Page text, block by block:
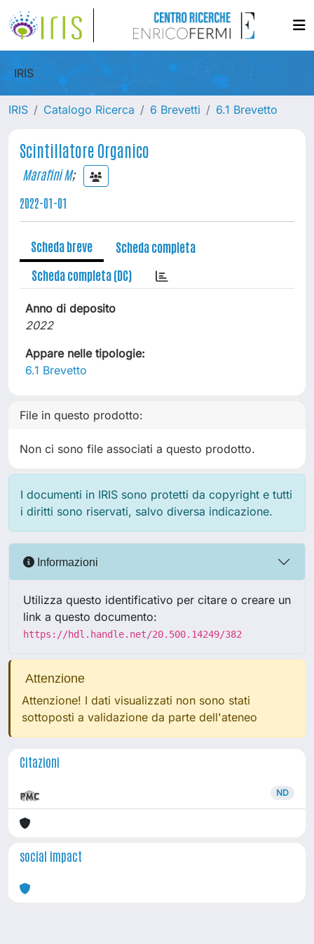
IRIS
IRIS Catalogo Ricerca 6 Brevetti 6.1 Brevetto
Scintillatore Organico
Marafini M;
2022-01-01
Scheda breve
Scheda completa
Scheda completa (DC)
Anno di deposito
2022
Appare nelle tipologie:
6.1 Brevetto
File in questo prodotto:
Non ci sono file associati a questo prodotto.
I documenti in IRIS sono protetti da copyright e tutti
i diritti sono riservati, salvo diversa indicazione.
Informazioni
Utilizza questo identificativo per citare o creare un
link a questo documento:
https://hdl.handle.net/20.500.14249/382
Attenzione
Attenzione! I dati visualizzati non sono stati
sottoposti a validazione da parte dell'ateneo
Citazioni
ND
social impact